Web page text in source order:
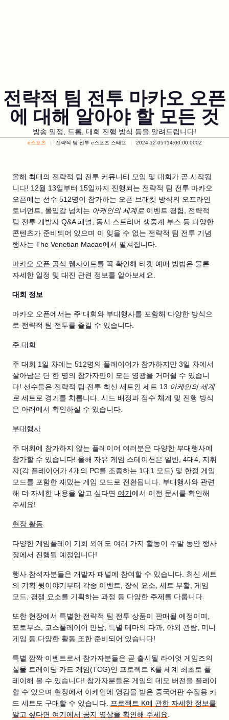
전략적 팀 전투 마카오 오픈
에 대해 알아야 할 모든 것
방송 일정, 드롭, 대회 진행 방식 등을 알려드립니다!
e스포츠 전략적 팀 전투 e스포츠 스태프 2024-12-05T14:00:00.000Z
올해 최대의 전략적 팀 전투 커뮤니티 모임 및 대회가 곧 시작됩
니다! 12월 13일부터 15일까지 진행되는 전략적 팀 전투 마카오
오픈에는 선수 512명이 참가하는 오픈 브래킷 방식의 오프라인
토너먼트, 몰입감 넘치는 아케인의 세계로 이벤트 경험, 전략적
팀 전투 개발자 Q&A 패널, 동시 스트리머 생중계 부스 등 다양한
콘텐츠가 준비되어 있으며 이 잊을 수 없는 전략적 팀 전투 기념
행사는 The Venetian Macao에서 펼쳐집니다.
마카오 오픈 공식 웹사이트를 꼭 확인해 티켓 예매 방법은 물론
자세한 일정 및 대진 관련 정보를 알아보세요.
대회 정보
마카오 오픈에서는 주 대회와 부대행사를 포함해 다양한 방식으
로 전략적 팀 전투를 즐길 수 있습니다.
주 대회
주 대회 1일 차에는 512명의 플레이어가 참가하지만 3일 차에서
살아남은 단 한 명의 참가자만이 모든 영광을 거머쥘 수 있습니
다! 선수들은 전략적 팀 전투 최신 세트인 세트 13 아케인의 세계
로 세트로 경기를 치릅니다. 시드 배정과 점수 체계 및 진행 방식
은 아래에서 확인하실 수 있습니다.
부대행사
주 대회에 참가하지 않는 플레이어 여러분은 다양한 부대행사에
참가할 수 있습니다! 올해 자유 게임 스테이션은 일반, 4대4, 지휘
자(각 플레이어가 4개의 PC를 조종하는 1대1 모드) 및 한정 게임
모드를 포함한 재밌는 게임 모드로 전환됩니다. 부대행사와 관련
해 더 자세한 내용을 알고 싶다면 여기에서 이전 문서를 확인해
주세요!
현장 활동
다양한 게임플레이 기회 외에도 여러 가지 활동이 주말 동안 행사
장에서 진행될 예정입니다!
행사 참석자분들은 개발자 패널에 참여할 수 있습니다. 최신 세트
의 기획 뒷이야기부터 각종 이벤트, 장식 요소, 세트 부활, 게임
모드, 경쟁 요소를 기획하는 과정 등 다양한 주제를 다룹니다.
또한 현장에서 특별한 전략적 팀 전투 상품이 판매될 예정이며,
포토부스, 코스플레이어 만남, 특별 테마의 다과, 야외 관람, 미니
게임 등 다양한 활동 또한 준비되어 있습니다!
특별 깜짝 이벤트로서 참가자분들은 곧 출시될 라이엇 게임즈의
실물 트레이딩 카드 게임(TCG)인 프로젝트 K를 세계 최초로 플
레이해 볼 수 있습니다! 참가자분들은 게임의 데모 버전을 플레이
할 수 있으며 현장에서 아케인에 영감을 받은 중국어판 수집용 카
드 세트도 구매할 수 있습니다.
프로젝트 K에 관한 자세한 정보를
알고 싶다면 여기에서 공지 영상을 확인해 주세요